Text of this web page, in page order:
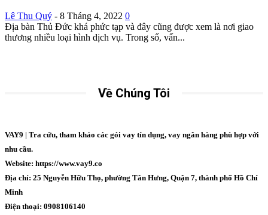
Lê Thu Quý - 8 Tháng 4, 2022 0
Địa bàn Thủ Đức khá phức tạp và đây cũng được xem là nơi giao
thương nhiều loại hình dịch vụ. Trong số, vấn...
Về Chúng Tôi
VAY9 | Tra cứu, tham khảo các gói vay tín dụng, vay ngân hàng phù hợp với
nhu cầu.
Website: https://www.vay9.co
Địa chỉ: 25 Nguyễn Hữu Thọ, phường Tân Hưng, Quận 7, thành phố Hồ Chí
Minh
Điện thoại: 0908106140